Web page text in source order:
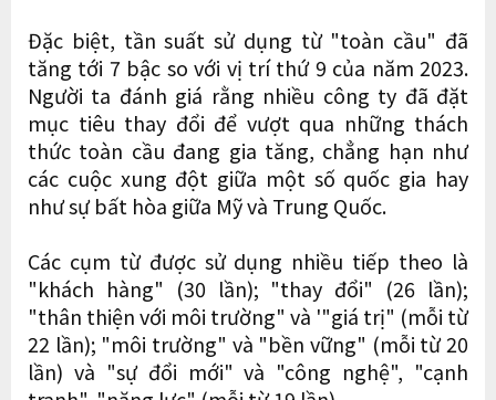
Đặc biệt, tần suất sử dụng từ "toàn cầu" đã
tăng tới 7 bậc so với vị trí thứ 9 của năm 2023.
Người ta đánh giá rằng nhiều công ty đã đặt
mục tiêu thay đổi để vượt qua những thách
thức toàn cầu đang gia tăng, chẳng hạn như
các cuộc xung đột giữa một số quốc gia hay
như sự bất hòa giữa Mỹ và Trung Quốc.
Các cụm từ được sử dụng nhiều tiếp theo là
"khách hàng" (30 lần); "thay đổi" (26 lần);
"thân thiện với môi trường" và '"giá trị" (mỗi từ
22 lần); "môi trường" và "bền vững" (mỗi từ 20
lần) và "sự đổi mới" và "công nghệ", "cạnh